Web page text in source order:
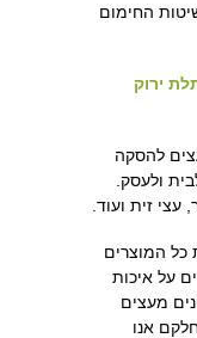
החימום
ירוק
להסקה
ולעסק.
זית ועוד.
כל המוצרים
על איכות
מעצים
אנו